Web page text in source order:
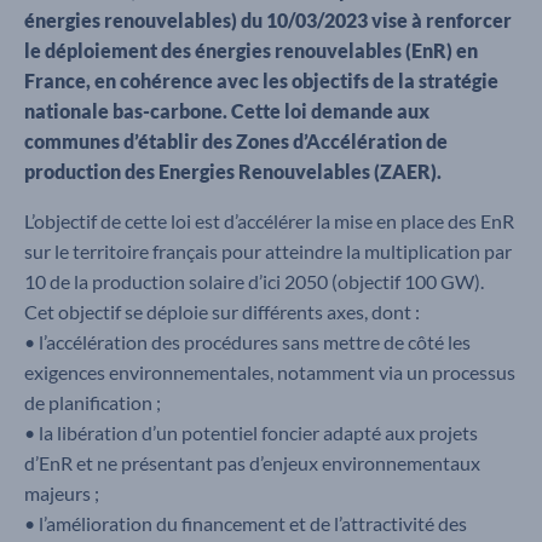
énergies renouvelables) du 10/03/2023 vise à renforcer
le déploiement des énergies renouvelables (EnR) en
France, en cohérence avec les objectifs de la stratégie
nationale bas-carbone. Cette loi demande aux
communes d’établir des Zones d’Accélération de
production des Energies Renouvelables (ZAER).
L’objectif de cette loi est d’accélérer la mise en place des EnR
sur le territoire français pour atteindre la multiplication par
10 de la production solaire d’ici 2050 (objectif 100 GW).
Cet objectif se déploie sur différents axes, dont :
• l’accélération des procédures sans mettre de côté les
exigences environnementales, notamment via un processus
de planification ;
• la libération d’un potentiel foncier adapté aux projets
d’EnR et ne présentant pas d’enjeux environnementaux
majeurs ;
• l’amélioration du financement et de l’attractivité des